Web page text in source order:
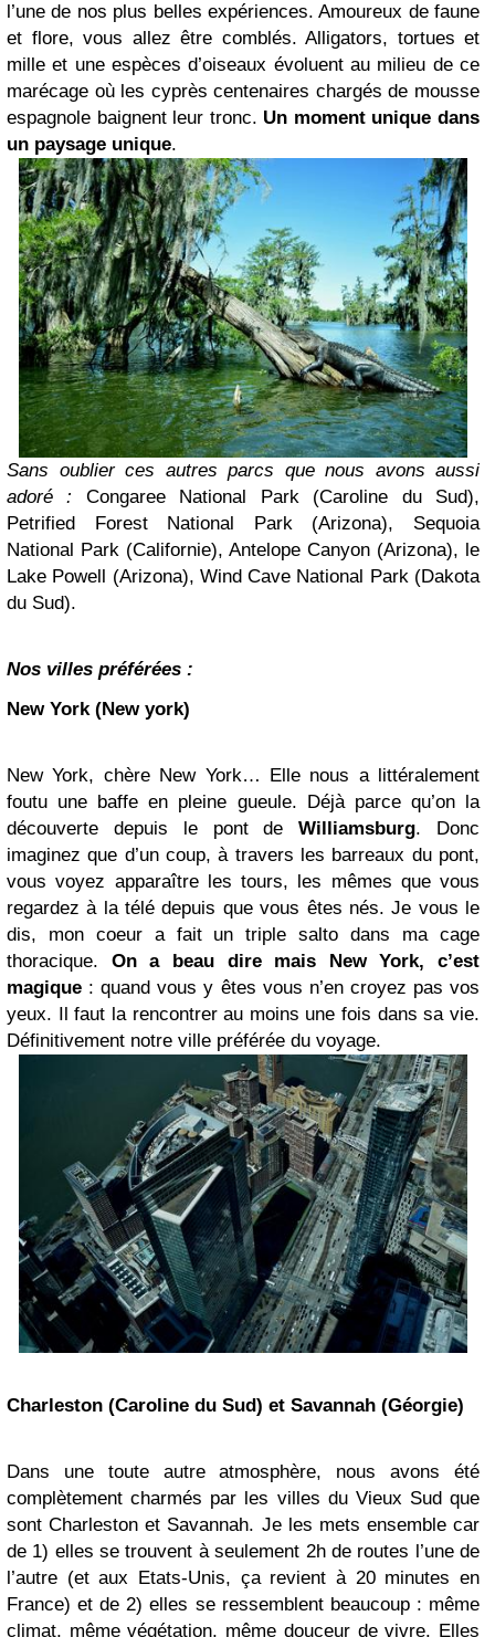
l’une de nos plus belles expériences. Amoureux de faune
et flore, vous allez être comblés. Alligators, tortues et
mille et une espèces d’oiseaux évoluent au milieu de ce
marécage où les cyprès centenaires chargés de mousse
espagnole baignent leur tronc. Un moment unique dans
un paysage unique.
Sans oublier ces autres parcs que nous avons aussi
adoré : Congaree National Park (Caroline du Sud),
Petrified Forest National Park (Arizona), Sequoia
National Park (Californie), Antelope Canyon (Arizona), le
Lake Powell (Arizona), Wind Cave National Park (Dakota
du Sud).
Nos villes préférées :
New York (New york)
New York, chère New York… Elle nous a littéralement
foutu une baffe en pleine gueule. Déjà parce qu’on la
découverte depuis le pont deWilliamsburg. Donc
imaginez que d’un coup, à travers les barreaux du pont,
vous voyez apparaître les tours, les mêmes que vous
regardez à la télé depuis que vous êtes nés. Je vous le
dis, mon coeur a fait un triple salto dans ma cage
thoracique. On a beau dire mais New York, c’est
magique : quand vous y êtes vous n’en croyez pas vos
yeux. Il faut la rencontrer au moins une fois dans sa vie.
Définitivement notre ville préférée du voyage.
Charleston (Caroline du Sud) et Savannah (Géorgie)
Dans une toute autre atmosphère, nous avons été
complètement charmés par les villes du Vieux Sud que
sont Charleston et Savannah. Je les mets ensemble car
de 1) elles se trouvent à seulement 2h de routes l’une de
l’autre (et aux Etats-Unis, ça revient à 20 minutes en
France) et de 2) elles se ressemblent beaucoup : même
climat, même végétation, même douceur de vivre. Elles